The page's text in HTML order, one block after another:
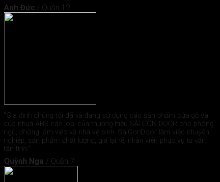
Anh Đức / Quận 12
"Gia đình chúng tôi đã và đang sử dụng các sản phẩm cửa gỗ và
cửa nhựa ABS các loại của thương hiệu SÀI GÒN DOOR cho phòng
ngủ, phòng làm việc và nhà vệ sinh. SaiGonDoor làm việc chuyên
nghiệp, sản phẩm chất lượng, giá lại rẻ, nhân viên phục vụ tư vấn
tận tình."
Quỳnh Nga / Quận 7